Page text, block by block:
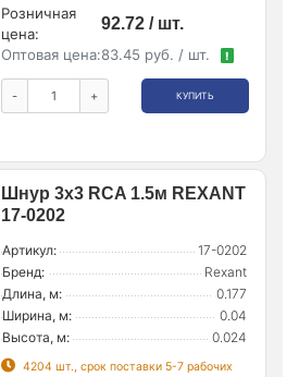
Розничная
цена:
92.72 / шт.
Оптовая цена:83.45 руб. / шт. !
- + КУПИТЬ
Шнур 3х3 RCA 1.5м REXANT
17-0202
Артикул:
17-0202
Бренд:
Rexant
Длина, м:
0.177
Ширина, м:
0.04
Высота, м:
0.024
4204 шт., срок поставки 5-7 рабочих